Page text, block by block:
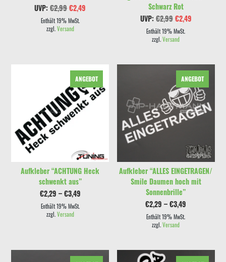
UVP: €2,99Ursprünglicher
Preis
war:
€2,99
€2,49
Enthält 19% MwSt.
zzgl.Versand
Schwarz Rot
UVP: €2,99Ursprünglicher
Preis
war:
€2,99
€2,49Aktueller
Enthält 19% MwSt.
zzgl.Versand
AUSFÜHRUNG WÄHLEN
ANGEBOT
Aufkleber “ACHTUNG Heck
schwenkt aus”
€2,29 –€3,49Preisspanne:
€2,29
Enthält 19% MwSt.
zzgl.Versand
AUSFÜHRUNG WÄHLEN
Dieses Produkt weist mehrere Varianten auf. Die Optionen können auf der Produktseite gewählt werden
ANGEBOT
Aufkleber “ALLES EINGETRAGEN/
Smile Daumen hoch mit
Sonnenbrille”
€2,29 –€3,49
Enthält 19% MwSt.
zzgl.Versand